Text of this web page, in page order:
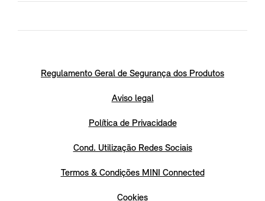
Regulamento Geral de Segurança dos Produtos
Aviso legal
Política de Privacidade
Cond. Utilização Redes Sociais
Termos & Condições MINI Connected
Cookies